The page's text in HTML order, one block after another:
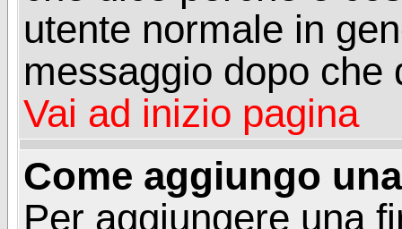
utente normale in
messaggio dopo che
Vai ad inizio pagina
Come aggiungo
Per aggiungere una